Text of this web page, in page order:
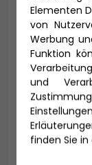
Vorname *
E-Mail *
Elementen
von
Werbung
Funktion
und
finden Sie in